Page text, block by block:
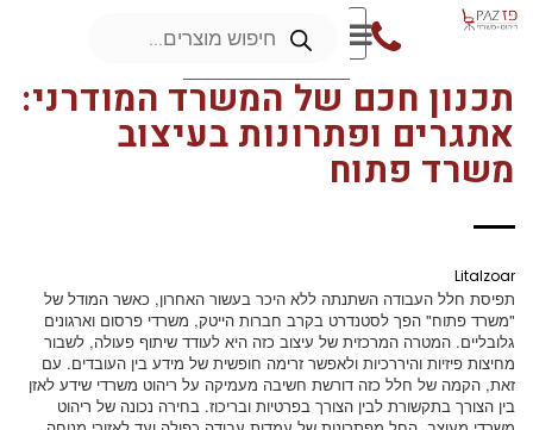
תכנון חכם של המשרד המודרני:
אתגרים ופתרונות בעיצוב
משרד פתוח
Litalzoar
תפיסת חלל העבודה השתנתה ללא היכר בעשור האחרון, כאשר המודל של
"משרד פתוח" הפך לסטנדרט בקרב חברות הייטק, משרדי פרסום וארגונים
גלובליים. המטרה המרכזית של עיצוב כזה היא לעודד שיתוף פעולה, לשבור
מחיצות פיזיות והיררכיות ולאפשר זרימה חופשית של מידע בין העובדים. עם
זאת, הקמה של חלל כזה דורשת חשיבה מעמיקה על ריהוט משרדי שידע לאזן
בין הצורך בתקשורת לבין הצורך בפרטיות ובריכוז. בחירה נכונה של ריהוט